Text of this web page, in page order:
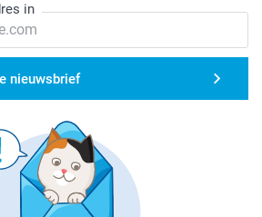
in
nieuwsbrief